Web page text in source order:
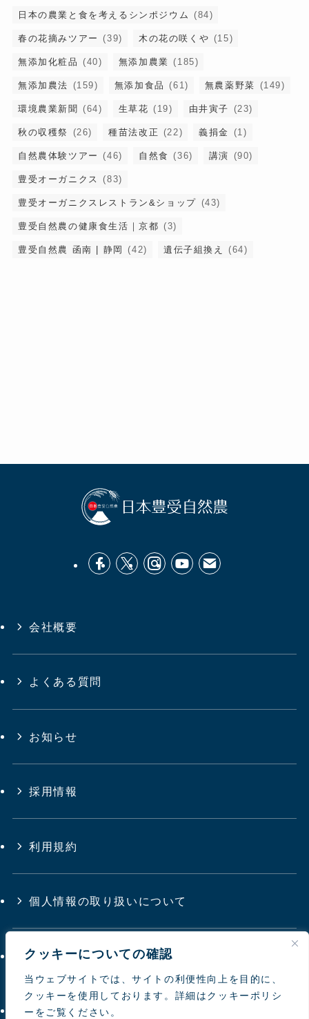
クッキーについての確認
当ウェブサイトでは、サイトの利便性向上を目的に、
クッキーを使用しております。詳細はクッキーポリシ
ーをご覧ください。
日本の農業と食を考えるシンポジウム (84)
春の花摘みツアー (39) 木の花の咲くや (15)
無添加化粧品 (40) 無添加農業 (185)
無添加農法 (159) 無添加食品 (61) 無農薬野菜 (149)
環境農業新聞 (64) 生草花 (19) 由井寅子 (23)
秋の収穫祭 (26) 種苗法改正 (22) 義捐金 (1)
自然農体験ツアー (46) 自然食 (36) 講演 (90)
豊受オーガニクス (83)
豊受オーガニクスレストラン&ショップ (43)
豊受自然農の健康食生活｜京都 (3)
豊受自然農 函南 | 静岡 (42) 遺伝子組換え (64)
会社概要
よくある質問
お知らせ
採用情報
利用規約
個人情報の取り扱いについて
サイトマップ
お問い合わせ